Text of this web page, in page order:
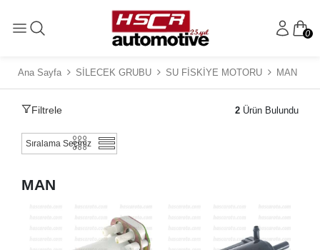
0
Ana Sayfa SİLECEK GRUBU SU FİSKİYE MOTORU MAN
Filtrele 2 Ürün Bulundu
MAN